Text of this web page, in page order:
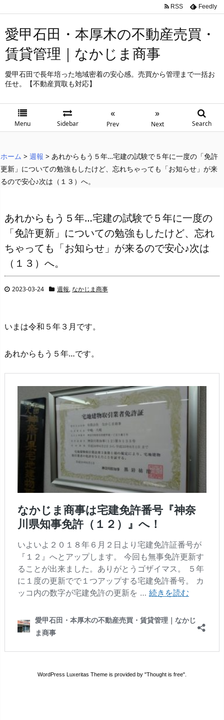
愛甲石田・本厚木の不動産売買・
賃貸管理｜なかじま商事
愛甲石田で長年培った地域密着の安心感。売買から管理まで一括お
任せ。【不動産買取も対応】
Menu Sidebar
«
Prev
»
Next Search
RSS Feedly
ホーム > 週報 > あれからもう５年…宅建の試験で５年に一度の「免許
更新」についての勉強もしたけど、忘れちゃっても「お知らせ」が来
るので安心♪次は（１３）へ。
あれからもう５年…宅建の試験で５年に一度の
「免許更新」についての勉強もしたけど、忘れ
ちゃっても「お知らせ」が来るので安心♪次は
（１３）へ。
2023-03-24 週報,なかじま商事
いまは令和５年３月です。
あれからもう５年…です。